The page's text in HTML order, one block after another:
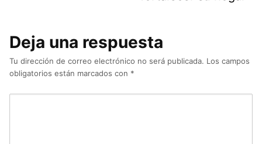
Deja una respuesta
Tu dirección de correo electrónico no será publicada. Los campos
obligatorios están marcados con *